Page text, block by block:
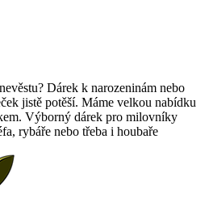
Dárek k narozeninám nebo
jistě potěší. Máme velkou nabídku
Výborný dárek pro milovníky
rybáře nebo třeba i houbaře